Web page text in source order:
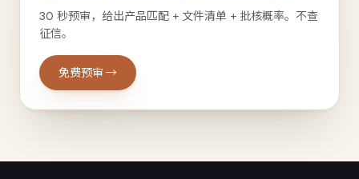
30 秒预审，给出产品匹配 + 文件清单 + 批核概率。不查
征信。
免费预审 →